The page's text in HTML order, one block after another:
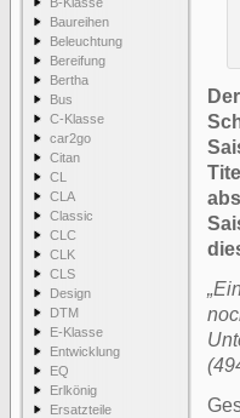
Baureihen
Beleuchtung
Bereifung
Bertha
Bus
C-Klasse
car2go
Citan
CL
CLA
Classic
CLC
CLK
CLS
Design
DTM
E-Klasse
Entwicklung
EQ
Erlkönig
Ersatzteile